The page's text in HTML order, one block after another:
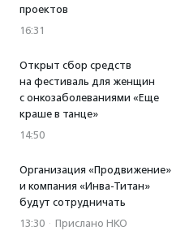
проектов
16:31
Открыт сбор средств
на фестиваль для женщин
с онкозаболеваниями «Еще
краше в танце»
14:50
Организация «Продвижение»
и компания «Инва-Титан»
будут сотрудничать
13:30 · Прислано НКО